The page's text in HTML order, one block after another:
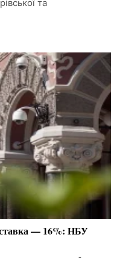
та
ставка — 16%: НБУ